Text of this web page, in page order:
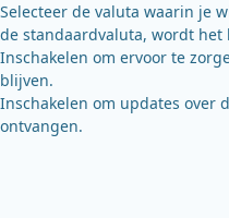
Selecteer de valuta waarin je
de standaardvaluta, wordt
Inschakelen om ervoor te
blijven.
Inschakelen om updates over
ontvangen.